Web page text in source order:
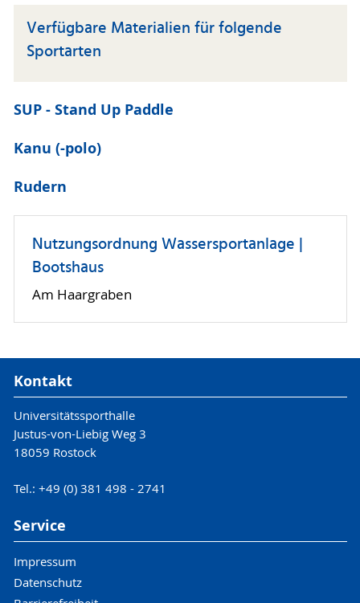
Verfügbare Materialien für folgende
Sportarten
SUP - Stand Up Paddle
Kanu (-polo)
Rudern
Nutzungsordnung Wassersportanlage |
Bootshaus
Am Haargraben
Kontakt
Universitätssporthalle
Justus-von-Liebig Weg 3
18059 Rostock
Tel.: +49 (0) 381 498 - 2741
Service
Impressum
Datenschutz